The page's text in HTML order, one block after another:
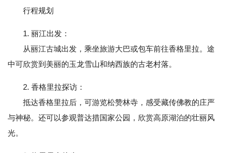
行程规划
1. 丽江出发：
从丽江古城出发，乘坐旅游大巴或包车前往香格里拉。途
中可欣赏到美丽的玉龙雪山和纳西族的古老村落。
2. 香格里拉探访：
抵达香格里拉后，可游览松赞林寺，感受藏传佛教的庄严
与神秘。还可以参观普达措国家公园，欣赏高原湖泊的壮丽风
光。